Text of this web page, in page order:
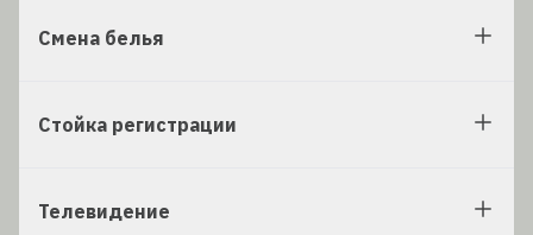
Смена белья
Стойка регистрации
Телевидение